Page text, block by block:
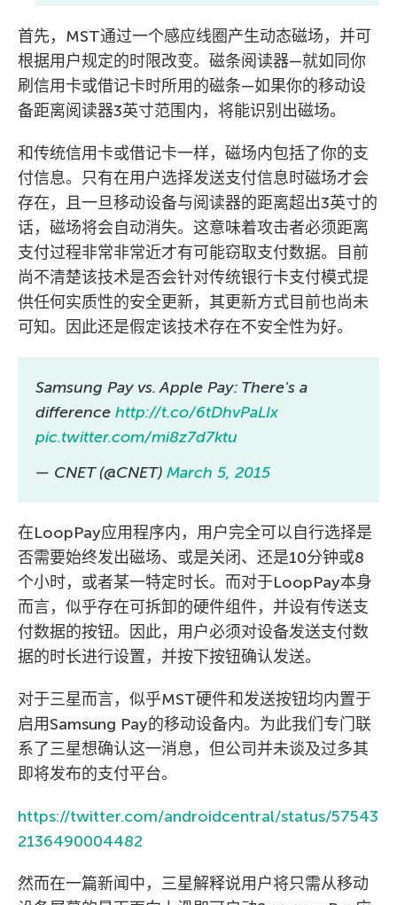
首先，MST通过一个感应线圈产生动态磁场，并可
根据用户规定的时限改变。磁条阅读器—就如同你
刷信用卡或借记卡时所用的磁条—如果你的移动设
备距离阅读器3英寸范围内，将能识别出磁场。
和传统信用卡或借记卡一样，磁场内包括了你的支
付信息。只有在用户选择发送支付信息时磁场才会
存在，且一旦移动设备与阅读器的距离超出3英寸的
话，磁场将会自动消失。这意味着攻击者必须距离
支付过程非常非常近才有可能窃取支付数据。目前
尚不清楚该技术是否会针对传统银行卡支付模式提
供任何实质性的安全更新，其更新方式目前也尚未
可知。因此还是假定该技术存在不安全性为好。
Samsung Pay vs. Apple Pay: There's a
difference http://t.co/6tDhvPaLIx
pic.twitter.com/mi8z7d7ktu
— CNET (@CNET) March 5, 2015
在LoopPay应用程序内，用户完全可以自行选择是
否需要始终发出磁场、或是关闭、还是10分钟或8
个小时，或者某一特定时长。而对于LoopPay本身
而言，似乎存在可拆卸的硬件组件，并设有传送支
付数据的按钮。因此，用户必须对设备发送支付数
据的时长进行设置，并按下按钮确认发送。
对于三星而言，似乎MST硬件和发送按钮均内置于
启用Samsung Pay的移动设备内。为此我们专门联
系了三星想确认这一消息，但公司并未谈及过多其
即将发布的支付平台。
https://twitter.com/androidcentral/status/57543
2136490004482
然而在一篇新闻中，三星解释说用户将只需从移动